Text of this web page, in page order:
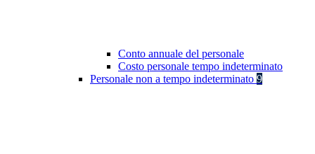
Conto annuale del personale
Costo personale tempo indeterminato
Personale non a tempo indeterminato 9